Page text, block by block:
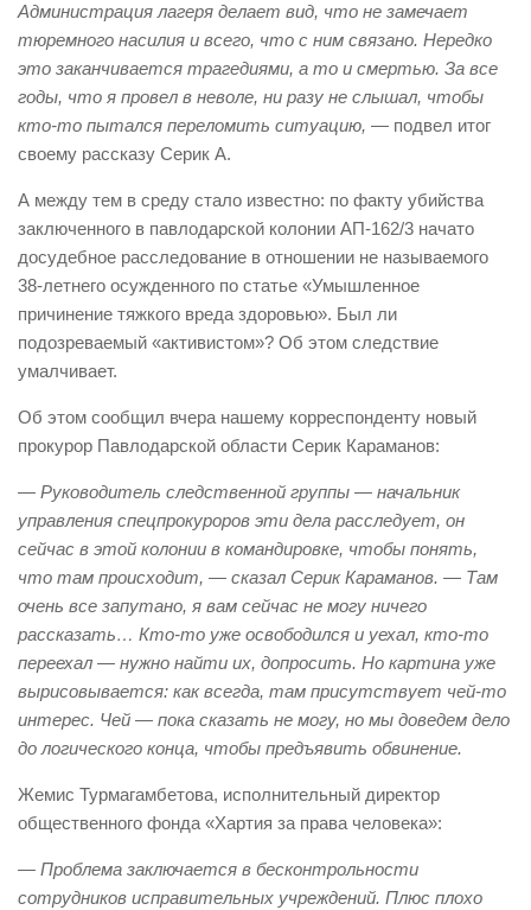
Администрация лагеря делает вид, что не замечает
тюремного насилия и всего, что с ним связано. Нередко
это заканчивается трагедиями, а то и смертью. За все
годы, что я провел в неволе, ни разу не слышал, чтобы
кто-то пытался переломить ситуацию, — подвел итог
своему рассказу Серик А.
А между тем в среду стало известно: по факту убийства
заключенного в павлодарской колонии АП-162/3 начато
досудебное расследование в отношении не называемого
38-летнего осужденного по статье «Умышленное
причинение тяжкого вреда здоровью». Был ли
подозреваемый «активистом»? Об этом следствие
умалчивает.
Об этом сообщил вчера нашему корреспонденту новый
прокурор Павлодарской области Серик Караманов:
— Руководитель следственной группы — начальник
управления спецпрокуроров эти дела расследует, он
сейчас в этой колонии в командировке, чтобы понять,
что там происходит, — сказал Серик Караманов. — Там
очень все запутано, я вам сейчас не могу ничего
рассказать… Кто-то уже освободился и уехал, кто-то
переехал — нужно найти их, допросить. Но картина уже
вырисовывается: как всегда, там присутствует чей-то
интерес. Чей — пока сказать не могу, но мы доведем дело
до логического конца, чтобы предъявить обвинение.
Жемис Турмагамбетова, исполнительный директор
общественного фонда «Хартия за права человека»:
— Проблема заключается в бесконтрольности
сотрудников исправительных учреждений. Плюс плохо